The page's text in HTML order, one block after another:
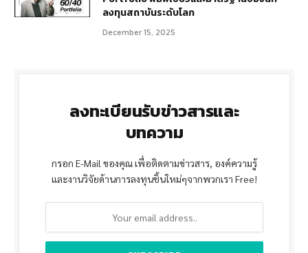
ลงทุนสถาบันระดับโลก
December 15, 2025
ลงทะเบียนรับข่าวสารและ
บทความ
กรอก E-Mail ของคุณ เพื่อติดตามข่าวสาร, องค์ความรู้
และงานวิจัยด้านการลงทุนชิ้นใหม่ๆจากพวกเรา Free!